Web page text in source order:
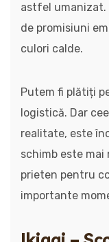
astfel umanizat.
de promisiuni
culori calde.
Putem fi plătiți
logistică. Dar
realitate, este
schimb este
prieten pentru
importante